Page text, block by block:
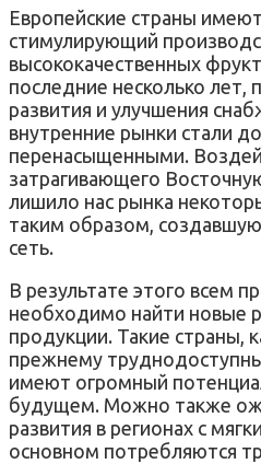
Европейские страны
стимулирующий
высококачественных
последние несколько лет,
развития и улучшения
внутренние рынки стали
перенасыщенными.
затрагивающего
лишило нас рынка
таким образом,
сеть.
В результате этого всем
необходимо найти новые
продукции. Такие страны,
прежнему
имеют огромный
будущем. Можно также
развития в регионах с
основном потребляются